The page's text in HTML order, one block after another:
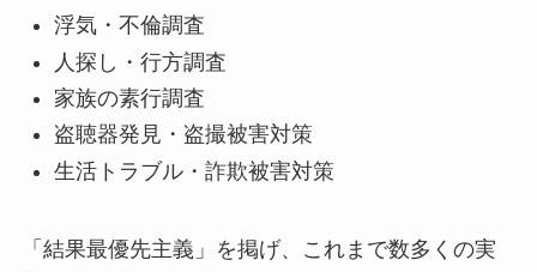
浮気・不倫調査
人探し・行方調査
家族の素行調査
盗聴器発見・盗撮被害対策
生活トラブル・詐欺被害対策
「結果最優先主義」を掲げ、これまで数多くの実